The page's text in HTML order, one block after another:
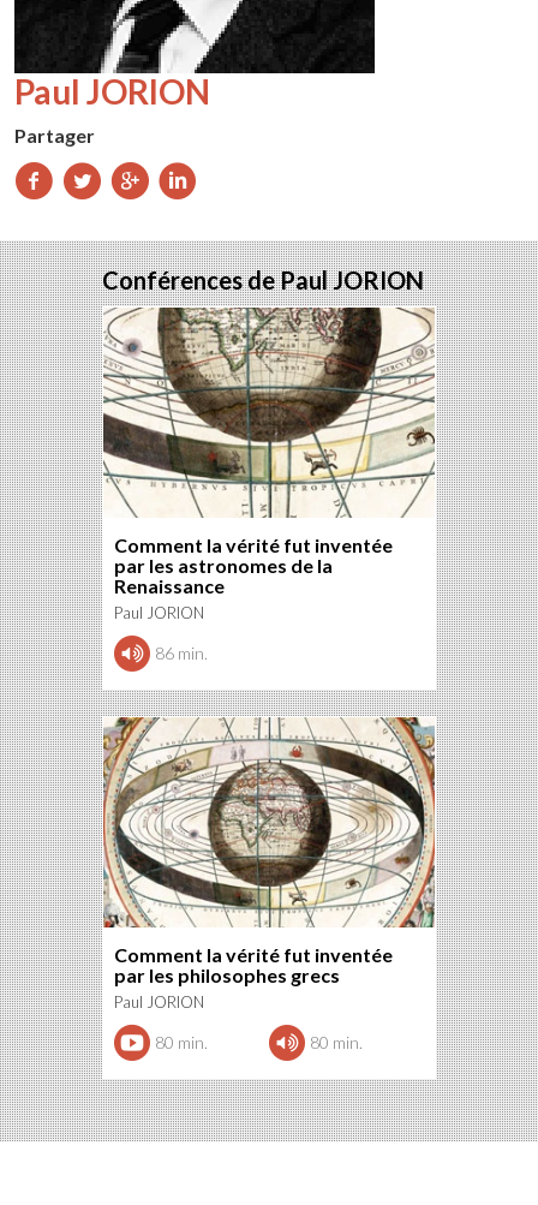
Paul JORION
Partager
Partager
Facebook
Partager
Twitter
Partager
Google+
LinkedIn
Conférences de Paul JORION
Comment la vérité fut inventée
par les astronomes de la
Renaissance
Paul JORION
86 min.
Comment la vérité fut inventée
par les philosophes grecs
Paul JORION
80 min. 80 min.